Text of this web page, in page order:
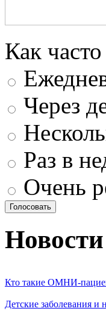
Как
Через
Раз в
Очень
Кто такие ОМНИ-
Детские заболевания и